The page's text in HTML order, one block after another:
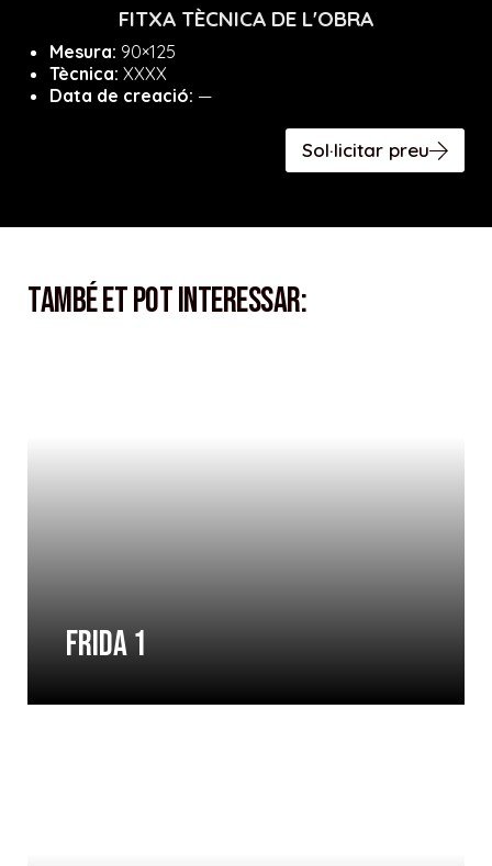
FITXA TÈCNICA DE L'OBRA
Mesura: 90×125
Tècnica: XXXX
Data de creació: —
Sol·licitar preu
També et pot interessar:
FRIDA 1